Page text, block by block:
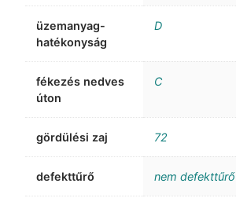
üzemanyag-
hatékonyság
D
fékezés nedves
úton
C
gördülési zaj 72
defekttűrő nem defekttűrő